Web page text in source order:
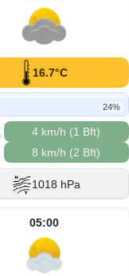
16.7°C
24%
4 km/h (1 Bft)
8 km/h (2 Bft)
1018 hPa
05:00